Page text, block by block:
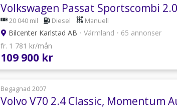
Volkswagen Passat Sportscombi
20 040 mil Diesel Manuell
Bilcenter Karlstad AB • Värmland • 65 annonser
fr. 1 781 kr/mån
109 900 kr
Begagnad 2007
Volvo V70 2.4 Classic, Momentum